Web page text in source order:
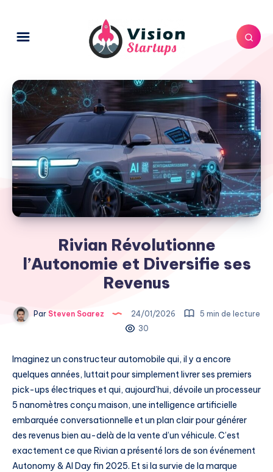
Rivian Révolutionne
l’Autonomie et Diversifie ses
Revenus
ParSteven Soarez 24/01/2026
5 min de lecture
30
Imaginez un constructeur automobile qui, il y a encore
quelques années, luttait pour simplement livrer ses premiers
pick-ups électriques et qui, aujourd’hui, dévoile un processeur
5 nanomètres conçu maison, une intelligence artificielle
embarquée conversationnelle et un plan clair pour générer
des revenus bien au-delà de la vente d’un véhicule. C’est
exactement ce que Rivian a présenté lors de son événement
Autonomy & AI Day fin 2025. Et si la survie de la marque